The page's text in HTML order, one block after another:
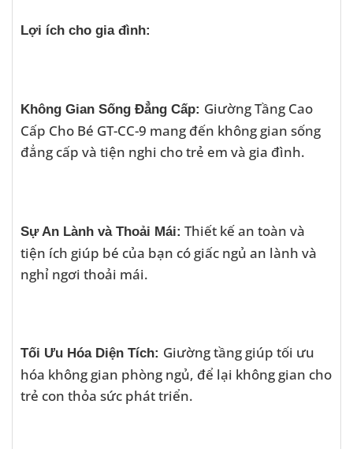
Lợi ích cho gia đình:
Không Gian Sống Đẳng Cấp: Giường Tầng Cao
Cấp Cho Bé GT-CC-9 mang đến không gian sống
đẳng cấp và tiện nghi cho trẻ em và gia đình.
Sự An Lành và Thoải Mái: Thiết kế an toàn và
tiện ích giúp bé của bạn có giấc ngủ an lành và
nghỉ ngơi thoải mái.
Tối Ưu Hóa Diện Tích: Giường tầng giúp tối ưu
hóa không gian phòng ngủ, để lại không gian cho
trẻ con thỏa sức phát triển.